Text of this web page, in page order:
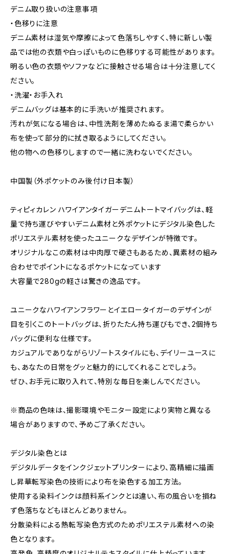
デニム取り扱いの注意事項
・色移りに注意
デニム素材は湿気や摩擦によって色落ちしやすく、特に新しい製
品では他の衣類や白っぽいものに色移りする可能性があります。
明るい色の衣類やソファなどに接触させる場合は十分注意してく
ださい。
・洗濯・お手入れ
デニムバッグは基本的に手洗いが推奨されます。
汚れが気になる場合は、中性洗剤を薄めたぬるま湯で柔らかい
布を使って部分的に拭き取るようにしてください。
他の物への色移りしますので一緒に洗わないでください。
中国製（外ポケットのみ後付け日本製）
ティピィカレン ハワイアンタイガーデニムトートマイバッグは、軽
量で持ち運びやすいデニム素材と外ポケットにデジタル染色した
ポリエステル素材を使ったユニークなデザインが特徴です。
オリジナルなこの素材は中肉厚で硬さもあるため、異素材の組み
合わせでポイントになるポケットになっています
大容量で280gの軽さは驚きの逸品です。
ユニークなハワイアンフラワーとイエロータイガーのデザインが
目を引くこのトートバッグは、折りたたん持ち運びもでき、2個持ち
バッグに便利な仕様です。
カジュアルでありながらリゾートスタイルにも、デイリーユースに
も、あなたの日常をグッと魅力的にしてくれることでしょう。
ぜひ、お手元に取り入れて、特別な毎日を楽しんでください。
※商品の色味は、撮影環境やモニター設定により実物と異なる
場合がありますので、予めご了承ください。
デジタル染色とは
デジタルデータをインクジェットプリンターにより、高精細に描画
し昇華転写染色の技術により布を染色する加工方法。
使用する染料インクは顔料系インクとは違い、布の風合いを損ね
ず色落ちなどもほとんどありません。
分散染料による熱転写染色方式のためポリエステル素材への染
色となります。